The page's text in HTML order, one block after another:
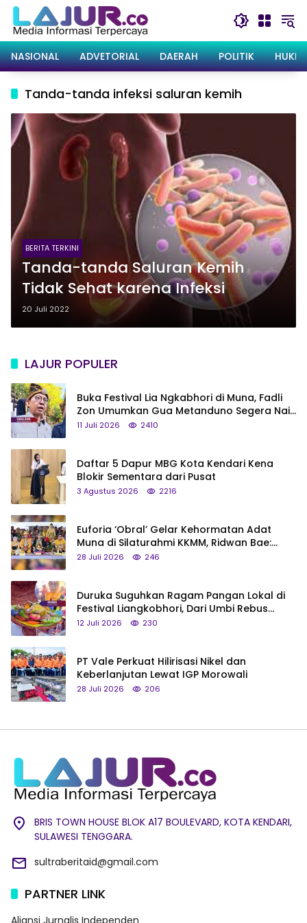
Langsung
konten
NASIONAL
ADVETORIAL DAERAH POLITIK
Tanda-tanda infeksi saluran kemih
BERITA TERKINI
Tanda-tanda Saluran Kemih
Tidak Sehat karena Infeksi
20 Juli 2022
LAJUR POPULER
Buka Festival Lia Ngkabhori di Muna, Fadli
Zon Umumkan Gua Metanduno Segera Naik
Status Jadi Cagar Budaya Nasional
11 Juli 2026 2410
Daftar 5 Dapur MBG Kota Kendari Kena
Blokir Sementara dari Pusat
3 Agustus 2026 2216
Euforia ‘Obral’ Gelar Kehormatan Adat
Muna di Silaturahmi KKMM, Ridwan Bae:
Saya Bukan Tipe Begitu, Belum Pantas!
28 Juli 2026 246
Duruka Suguhkan Ragam Pangan Lokal di
Festival Liangkobhori, Dari Umbi Rebus
hingga Tumpeng Beras Muna
12 Juli 2026 230
PT Vale Perkuat Hilirisasi Nikel dan
Keberlanjutan Lewat IGP Morowali
28 Juli 2026 206
BRIS TOWN HOUSE BLOK A17 BOULEVARD, KOTA KENDARI,
SULAWESI TENGGARA.
sultraberitaid@gmail.com
PARTNER LINK
Aliansi Jurnalis Independen